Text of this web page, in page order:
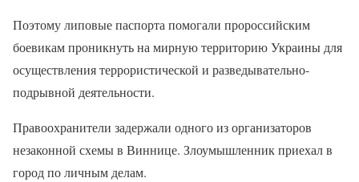
Поэтому липовые паспорта помогали пророссийским
боевикам проникнуть на мирную территорию Украины для
осуществления террористической и разведывательно-
подрывной деятельности.
Правоохранители задержали одного из организаторов
незаконной схемы в Виннице. Злоумышленник приехал в
город по личным делам.